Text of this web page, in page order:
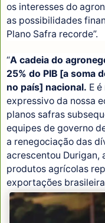
os interesses do
as possibilidades
Plano Safra recorde”.
“A cadeia do
25% do PIB [a soma
no país] nacional. E
expressivo da nossa
planos safras
equipes de governo
a renegociação das
acrescentou Durigan,
produtos agrícolas
exportações